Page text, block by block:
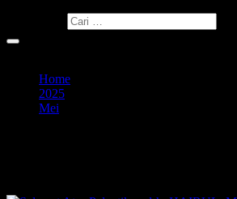
Home
2025
Mei